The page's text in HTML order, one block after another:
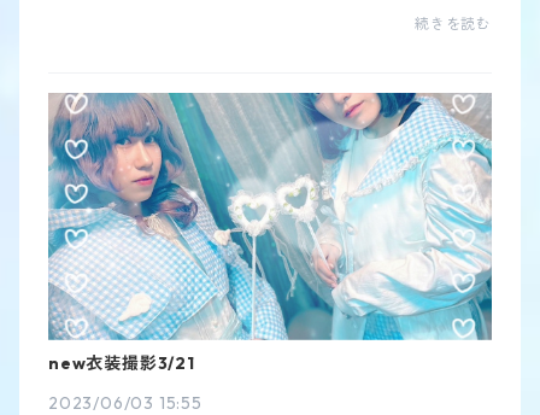
招待頂き見に行かせてもらいました⭐︎作った衣装をステ
続きを読む
new衣装撮影3/21
2023/06/03 15:55